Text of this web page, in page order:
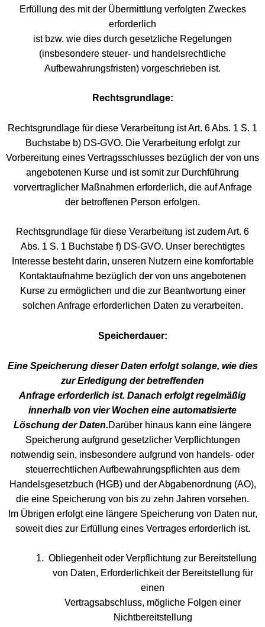
Erfüllung des mit der Übermittlung verfolgten Zweckes
erforderlich
ist bzw. wie dies durch gesetzliche Regelungen
(insbesondere steuer- und handelsrechtliche
Aufbewahrungsfristen) vorgeschrieben ist.
Rechtsgrundlage:
Rechtsgrundlage für diese Verarbeitung ist Art. 6 Abs. 1 S. 1
Buchstabe b) DS-GVO. Die Verarbeitung erfolgt zur
Vorbereitung eines Vertragsschlusses bezüglich der von uns
angebotenen Kurse und ist somit zur Durchführung
vorvertraglicher Maßnahmen erforderlich, die auf Anfrage
der betroffenen Person erfolgen.
Rechtsgrundlage für diese Verarbeitung ist zudem Art. 6
Abs. 1 S. 1 Buchstabe f) DS-GVO. Unser berechtigtes
Interesse besteht darin, unseren Nutzern eine komfortable
Kontaktaufnahme bezüglich der von uns angebotenen
Kurse zu ermöglichen und die zur Beantwortung einer
solchen Anfrage erforderlichen Daten zu verarbeiten.
Speicherdauer:
Eine Speicherung dieser Daten erfolgt solange, wie dies
zur Erledigung der betreffenden
Anfrage erforderlich ist. Danach erfolgt regelmäßig
innerhalb von vier Wochen eine automatisierte
Löschung der Daten.Darüber hinaus kann eine längere
Speicherung aufgrund gesetzlicher Verpflichtungen
notwendig sein, insbesondere aufgrund von handels- oder
steuerrechtlichen Aufbewahrungspflichten aus dem
Handelsgesetzbuch (HGB) und der Abgabenordnung (AO),
die eine Speicherung von bis zu zehn Jahren vorsehen.
Im Übrigen erfolgt eine längere Speicherung von Daten nur,
soweit dies zur Erfüllung eines Vertrages erforderlich ist.
Obliegenheit oder Verpflichtung zur Bereitstellung
von Daten, Erforderlichkeit der Bereitstellung für
einen
Vertragsabschluss, mögliche Folgen einer
Nichtbereitstellung